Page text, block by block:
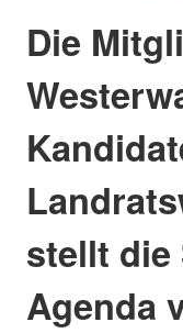
Die
stellt die
Agenda